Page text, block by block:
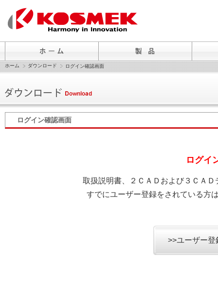
ホーム ダウンロード ログイン確認画面
ログイン確認画面
ログイ
取扱説明書、２ＣＡＤおよび３ＣＡ
すでにユーザー登録をされている方
>>ユーザー